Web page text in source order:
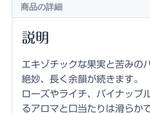
商品の詳細
説明
エキゾチックな果実と苦みの
絶妙、長く余韻が続きます。
ローズやライチ、パイナップ
るアロマと口当たりは滑らか